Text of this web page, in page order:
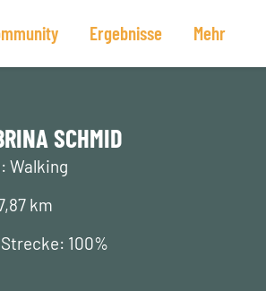
Ergebnisse Mehr
SCHMID
Walking
km
100%